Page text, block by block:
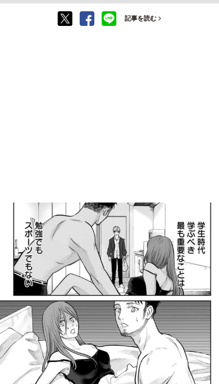
記事を読む